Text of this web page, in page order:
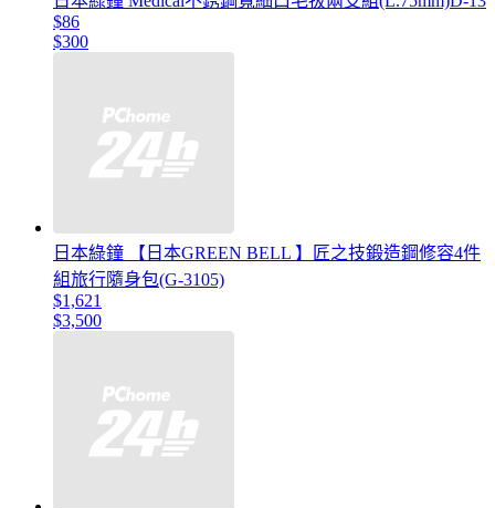
$86
$300
日本綠鐘 【日本GREEN BELL 】匠之技鍛造鋼修容4件
組旅行隨身包(G-3105)
$1,621
$3,500